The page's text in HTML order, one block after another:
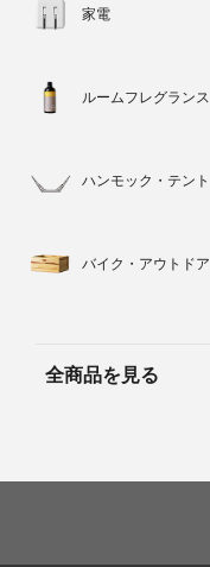
家電
ルームフレグランス
ハンモック・テント
バイク・アウトドア
全商品を見る